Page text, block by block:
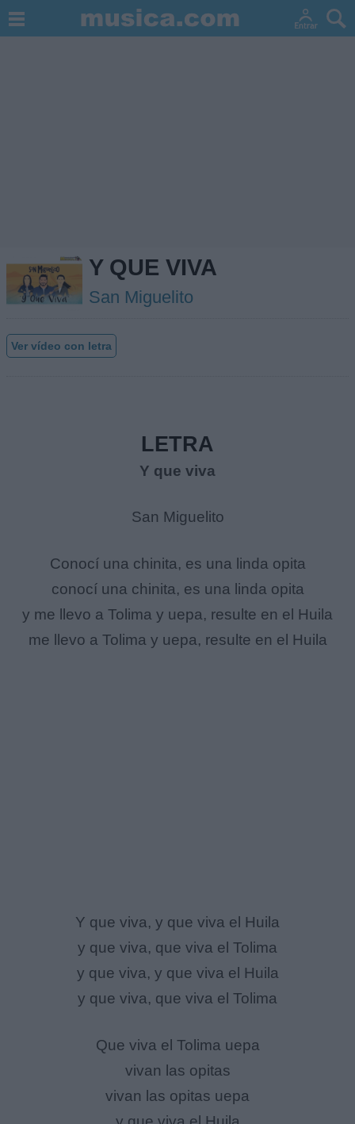
Y QUE VIVA
San Miguelito
Ver vídeo con letra
LETRA
Y que viva
San Miguelito
Conocí una chinita, es una linda opita
conocí una chinita, es una linda opita
y me llevo a Tolima y uepa, resulte en el Huila
me llevo a Tolima y uepa, resulte en el Huila
Y que viva, y que viva el Huila
y que viva, que viva el Tolima
y que viva, y que viva el Huila
y que viva, que viva el Tolima
Que viva el Tolima uepa
vivan las opitas
vivan las opitas uepa